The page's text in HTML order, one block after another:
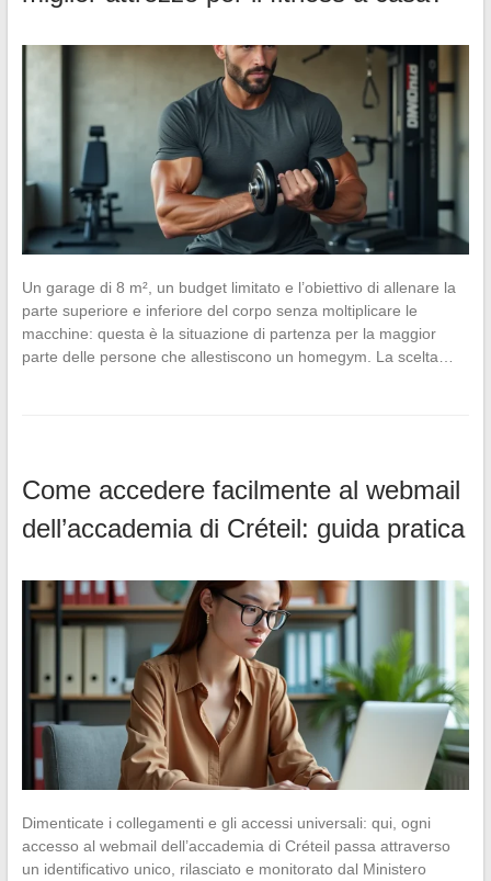
Un garage di 8 m², un budget limitato e l’obiettivo di allenare la
parte superiore e inferiore del corpo senza moltiplicare le
macchine: questa è la situazione di partenza per la maggior
parte delle persone che allestiscono un homegym. La scelta…
Come accedere facilmente al webmail
dell’accademia di Créteil: guida pratica
Dimenticate i collegamenti e gli accessi universali: qui, ogni
accesso al webmail dell’accademia di Créteil passa attraverso
un identificativo unico, rilasciato e monitorato dal Ministero